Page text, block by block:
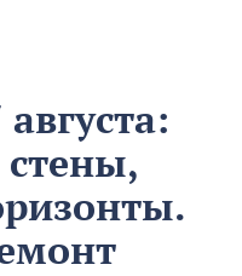
стены,